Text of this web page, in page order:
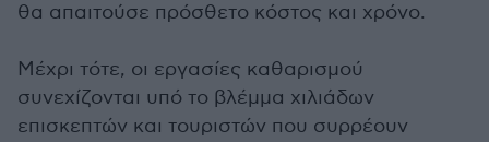
θα απαιτούσε πρόσθετο κόστος και χρόνο.
Μέχρι τότε, οι εργασίες καθαρισμού
συνεχίζονται υπό το βλέμμα χιλιάδων
επισκεπτών και τουριστών που συρρέουν